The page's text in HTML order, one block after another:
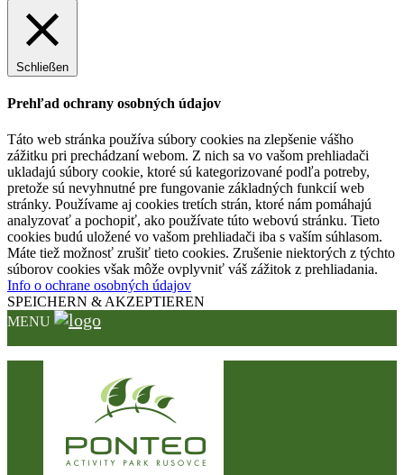
Schließen
Prehľad ochrany osobných údajov
Táto web stránka používa súbory cookies na zlepšenie vášho
zážitku pri prechádzaní webom. Z nich sa vo vašom prehliadači
ukladajú súbory cookie, ktoré sú kategorizované podľa potreby,
pretože sú nevyhnutné pre fungovanie základných funkcií web
stránky. Používame aj cookies tretích strán, ktoré nám pomáhajú
analyzovať a pochopiť, ako používate túto webovú stránku. Tieto
cookies budú uložené vo vašom prehliadači iba s vaším súhlasom.
Máte tiež možnosť zrušiť tieto cookies. Zrušenie niektorých z týchto
súborov cookies však môže ovplyvniť váš zážitok z prehliadania.
Info o ochrane osobných údajov
SPEICHERN & AKZEPTIEREN
MENU